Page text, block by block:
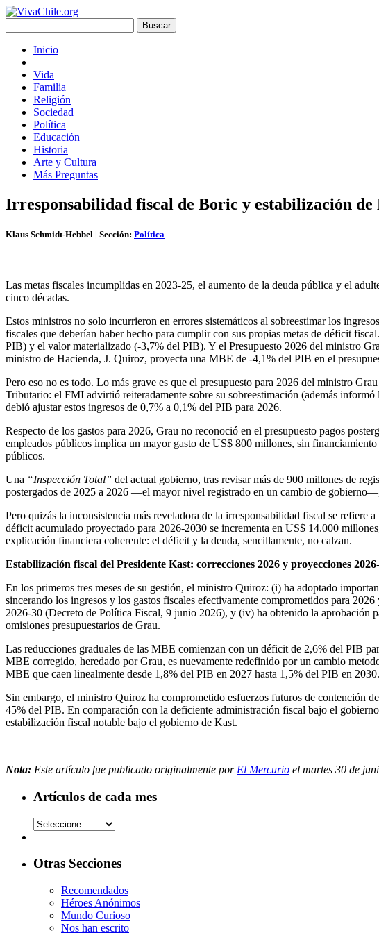
Inicio
Vida
Familia
Religión
Sociedad
Política
Educación
Historia
Arte y Cultura
Más Preguntas
Irresponsabilidad fiscal de Boric y estabilización de
Klaus Schmidt-Hebbel | Sección: Política
Las metas fiscales incumplidas en 2023-25, el aumento de la deuda pública y el
cinco décadas.
Estos ministros no solo incurrieron en errores sistemáticos al sobreestimar los
fiscales que deberían haber hecho para cumplir con sus propias metas de déficit
PIB) y el valor materializado (-3,7% del PIB). Y el Presupuesto 2026 del ministro
ministro de Hacienda, J. Quiroz, proyecta una MBE de -4,1% del PIB en el
Pero eso no es todo. Lo más grave es que el presupuesto para 2026 del ministro
Tributario: el FMI advirtió reiteradamente sobre su sobreestimación (además
debió ajustar estos ingresos de 0,7% a 0,1% del PIB para 2026.
Respecto de los gastos para 2026, Grau no reconoció en el presupuesto pagos
empleados públicos implica un mayor gasto de US$ 800 millones, sin
públicos.
Una “Inspección Total” del actual gobierno, tras revisar más de 900 millones de
postergados de 2025 a 2026 —el mayor nivel registrado en un cambio de
Pero quizás la inconsistencia más reveladora de la irresponsabilidad fiscal se
déficit acumulado proyectado para 2026-2030 se incrementa en US$ 14.000
explicación financiera coherente: el déficit y la deuda, sencillamente, no calzan.
Estabilización fiscal del Presidente Kast: correcciones 2026 y proyecciones
En los primeros tres meses de su gestión, el ministro Quiroz: (i) ha adoptado
sincerando los ingresos y los gastos fiscales efectivamente comprometidos para
2026-30 (Decreto de Política Fiscal, 9 junio 2026), y (iv) ha obtenido la aprobación
omisiones presupuestarios de Grau.
Las reducciones graduales de las MBE comienzan con un déficit de 2,6% del PIB
MBE corregido, heredado por Grau, es nuevamente redefinido por un cambio
MBE que caen linealmente desde 1,8% del PIB en 2027 hasta 1,5% del PIB en
Sin embargo, el ministro Quiroz ha comprometido esfuerzos futuros de contención
45% del PIB. En comparación con la deficiente administración fiscal bajo el
estabilización fiscal notable bajo el gobierno de Kast.
Nota: Este artículo fue publicado originalmente por El Mercurio el martes 30 de
Artículos de cada mes
Otras Secciones
Recomendados
Héroes Anónimos
Mundo Curioso
Nos han escrito